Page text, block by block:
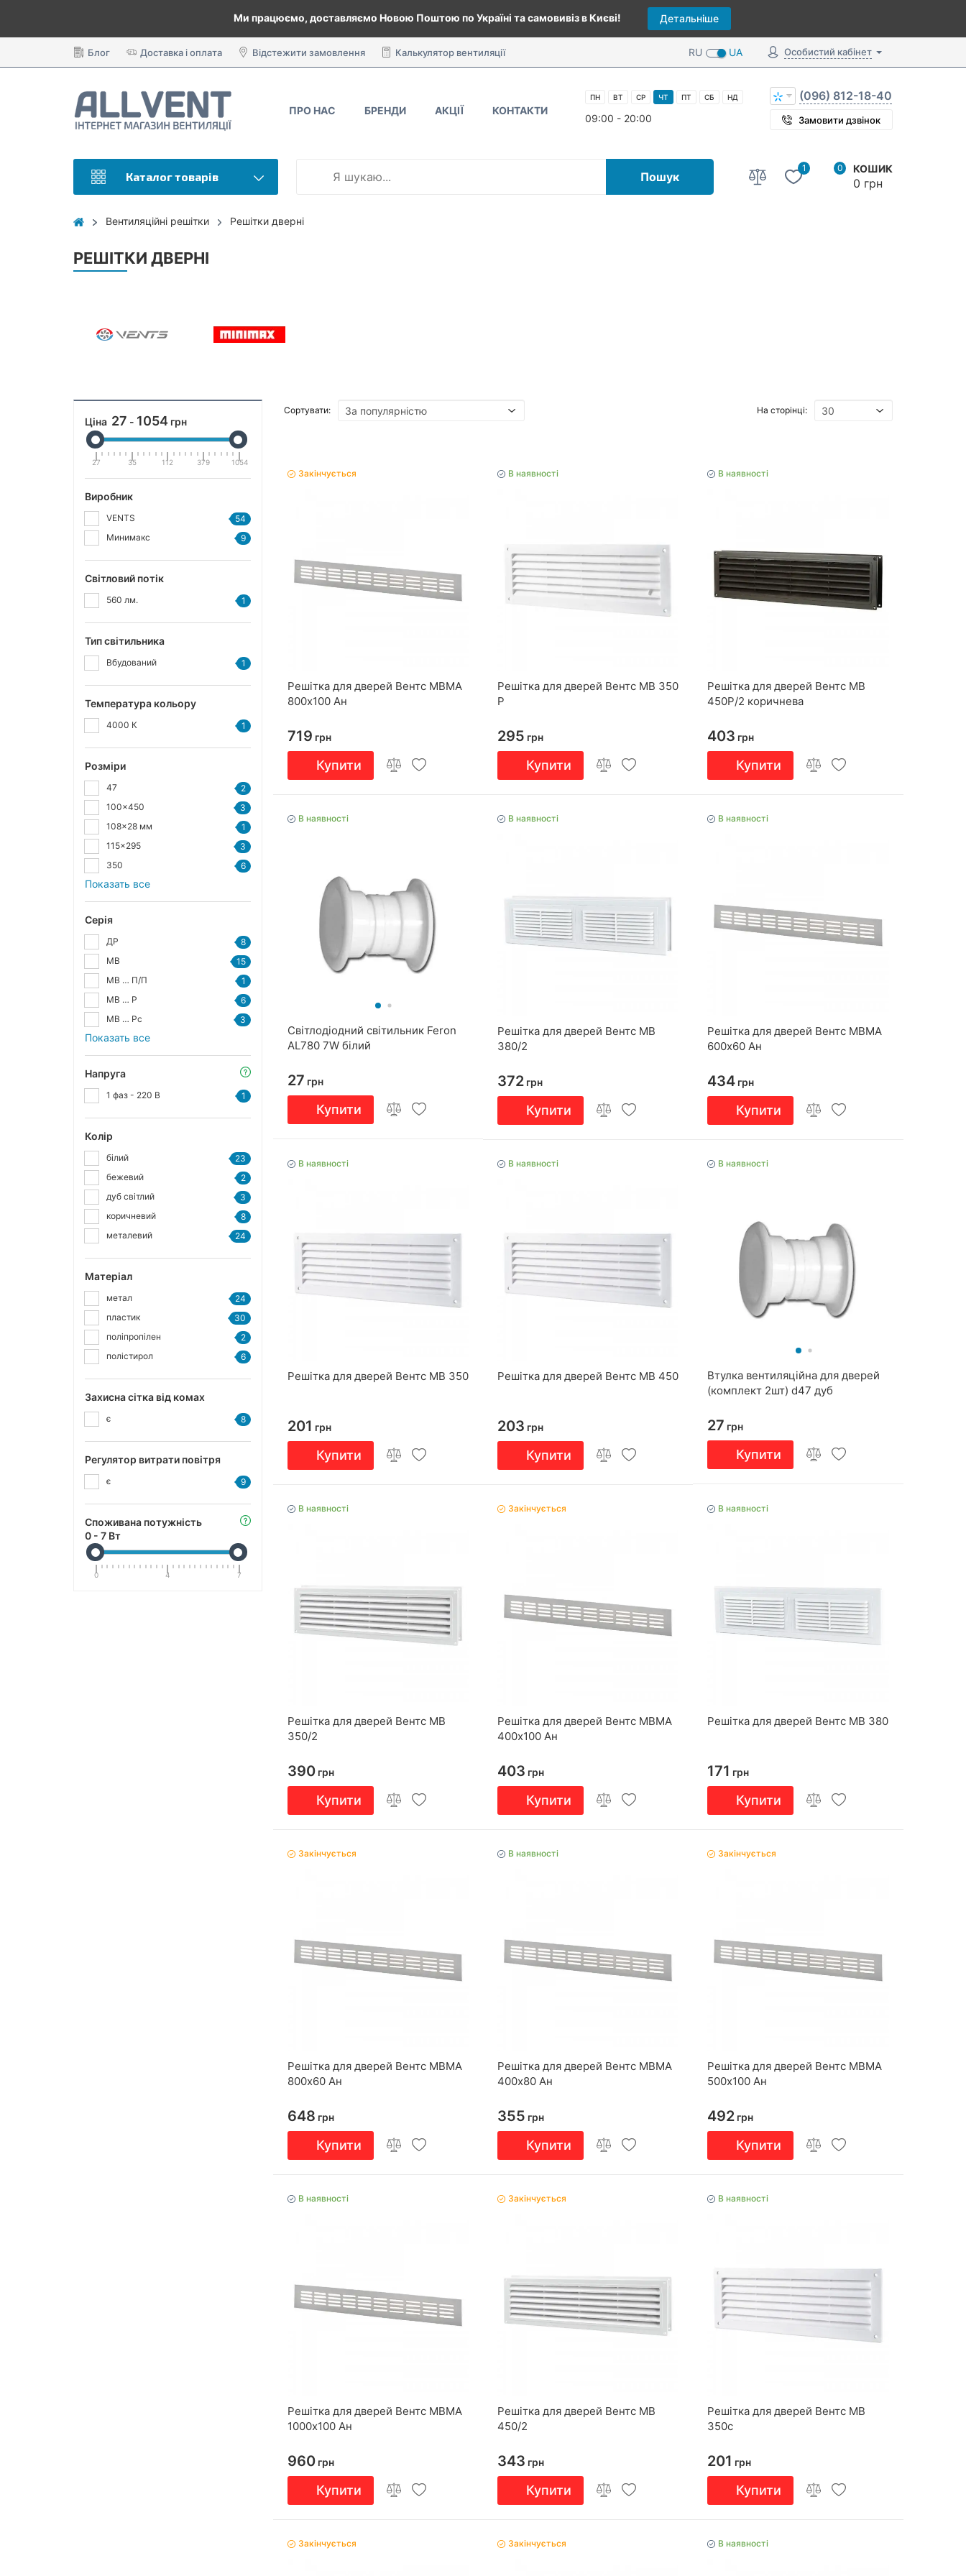
Ми працюємо, доставляємо Новою Поштою по Україні та самовивіз в Києві! Детальніше
Блог Доставка і оплата Відстежити замовлення Калькулятор вентиляції Особистий кабінет
RU UA
ПРО НАС БРЕНДИ АКЦІЇ КОНТАКТИ
ПН ВТ СР ЧТ ПТ СБ НД
09:00 - 20:00
(096) 812-18-40
Замовити дзвінок
Каталог товарів Пошук
0 КОШИК
0 грн
1
Вентиляційні решітки Решітки дверні
РЕШІТКИ ДВЕРНІ
Ціна 27 - 1054 грн
27 35 112 379 1054
Виробник
VENTS
54
Минимакс
9
Світловий потік
560 лм. 1
Тип світильника
Вбудований 1
Температура кольору
4000 К 1
Розміри
47
2
100x450
3
108x28 мм
1
115x295
3
350
6
Показать все
Серія
ДР
8
МВ
15
МВ … П/П
1
МВ … Р
6
МВ … Рс
3
Показать все
Напруга
1 фаз - 220 В 1
Колір
білий
23
бежевий
2
дуб світлий
3
коричневий
8
металевий
24
Матеріал
метал
24
пластик
30
поліпропілен
2
полістирол
6
Захисна сітка від комах
є 8
Регулятор витрати повітря
є 9
Споживана потужність
0 - 7 Вт
0 4 7
Сортувати: На сторінці:
Закінчується
Решітка для дверей Вентс МВМА
800х100 Ан
719 грн
Купити
В наявності
Решітка для дверей Вентс МВ 350
Р
295 грн
Купити
В наявності
Решітка для дверей Вентс МВ
450Р/2 коричнева
403 грн
Купити
В наявності
Світлодіодний світильник Feron
AL780 7W білий
27 грн
Купити
В наявності
Решітка для дверей Вентс МВ
380/2
372грн
Купити
В наявності
Решітка для дверей Вентс МВМА
600х60 Ан
434 грн
Купити
В наявності
Решітка для дверей Вентс МВ 350
201 грн
Купити
В наявності
Решітка для дверей Вентс МВ 450
203 грн
Купити
В наявності
Втулка вентиляційна для дверей
(комплект 2шт) d47 дуб
27 грн
Купити
В наявності
Решітка для дверей Вентс МВ
350/2
390грн
Купити
Закінчується
Решітка для дверей Вентс МВМА
400х100 Ан
403 грн
Купити
В наявності
Решітка для дверей Вентс МВ 380
171 грн
Купити
Закінчується
Решітка для дверей Вентс МВМА
800х60 Ан
648 грн
Купити
В наявності
Решітка для дверей Вентс МВМА
400х80 Ан
355 грн
Купити
Закінчується
Решітка для дверей Вентс МВМА
500х100 Ан
492 грн
Купити
В наявності
Решітка для дверей Вентс МВМА
1000х100 Ан
960грн
Купити
Закінчується
Решітка для дверей Вентс МВ
450/2
343 грн
Купити
В наявності
Решітка для дверей Вентс МВ
350c
201 грн
Купити
Закінчується Закінчується В наявності